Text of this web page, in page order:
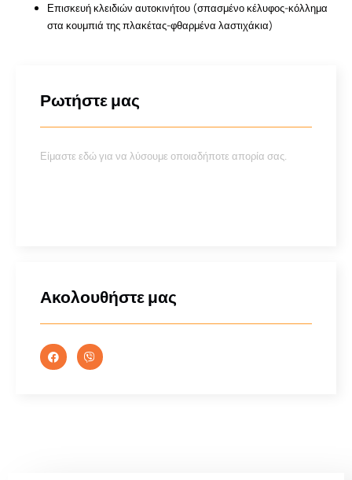
Επισκευή κλειδιών αυτοκινήτου (σπασμένο κέλυφος-κόλλημα
στα κουμπιά της πλακέτας-φθαρμένα λαστιχάκια)
Ρωτήστε μας
Είμαστε εδώ για να λύσουμε οποιαδήποτε απορία σας.
Ακολουθήστε μας